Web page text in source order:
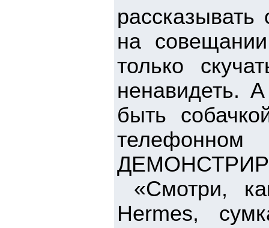
на
только
ненавидеть.
быть
«Смотри,
Hermes,